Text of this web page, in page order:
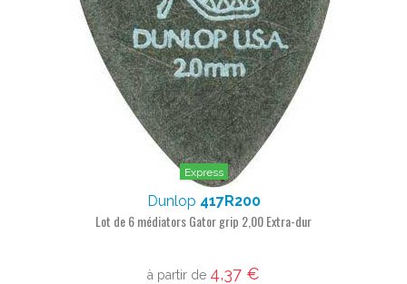
Express
Dunlop 417R200
Lot de 6 médiators Gator grip 2,00 Extra-dur
à partir de 4,37 €